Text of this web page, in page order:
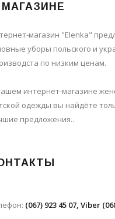
магазин "Elenka"
уборы польского и
по низким ценам.
интернет-магазине
одежды вы найдёте
предложения..
(067) 923 45 07, Viber